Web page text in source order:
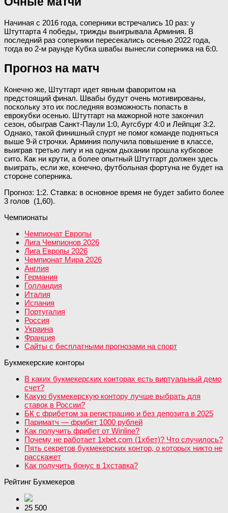
Начиная с 2016 года, соперники встречались 10 раз: у
Штутгарта 4 победы, трижды выигрывала Арминия. В
последний раз соперники пересекались осенью 2022 года,
тогда во 2-м раунде Кубка швабы вынесли соперника на 6:0.
Прогноз на матч
Конечно же, Штутгарт идет явным фаворитом на
предстоящий финал. Швабы будут очень мотивированы,
поскольку это их последняя возможность попасть в
еврокубки осенью. Штутгарт на мажорной ноте закончил
сезон, обыграв Санкт-Паули 1:0, Аугсбург 4:0 и Лейпциг 3:2.
Однако, такой финишный спурт не помог команде подняться
выше 9-й строчки. Арминия получила повышение в классе,
выиграв третью лигу и на одном дыхании прошла кубковое
сито. Как ни крути, а более опытный Штутгарт должен здесь
выиграть, если же, конечно, футбольная фортуна не будет на
стороне соперника.
Прогноз: 1:2. Ставка: в основное время не будет забито более
3 голов (1,60).
Чемпионаты
Чемпионат Европы
Лига Чемпионов 2026
Лига Европы 2026
Чемпионат Мира 2026
Англия
Германия
Голландия
Италия
Испания
Португалия
Россия
Украина
Франция
Сайты с бесплатными прогнозами на спорт
Букмекерские конторы
В каких букмекерских конторах есть виртуальный демо
счет?
Какую букмекерскую контору лучше выбрать для
ставок в России?
БК с фрибетом за регистрацию и без депозита в 2025
Париматч — фрибет 1000 рублей
Как получить фрибет от Winline?
Почему не работает 1xbet.com (1хбет)? Что случилось?
Пять секретов букмекерских контор, о которых никто не
расскажет
Как получить бонус в 1хставка?
Рейтинг Букмекеров
25 500